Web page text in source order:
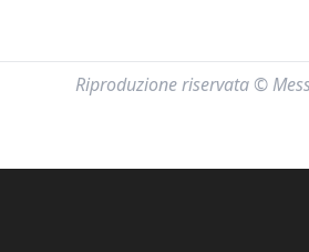
Riproduzione riservata ©